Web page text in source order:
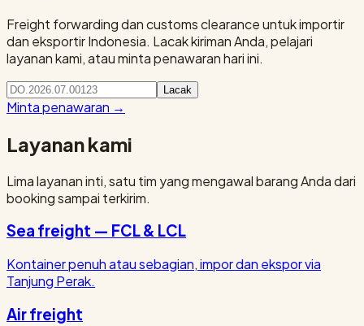
Freight forwarding dan customs clearance untuk importir
dan eksportir Indonesia. Lacak kiriman Anda, pelajari
layanan kami, atau minta penawaran hari ini.
Lacak
Minta penawaran →
Layanan kami
Lima layanan inti, satu tim yang mengawal barang Anda dari
booking sampai terkirim.
Sea freight — FCL & LCL
Kontainer penuh atau sebagian, impor dan ekspor via
Tanjung Perak.
Air freight